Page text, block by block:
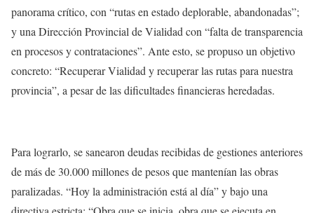
panorama crítico, con “rutas en estado deplorable, abandonadas”;
y una Dirección Provincial de Vialidad con “falta de transparencia
en procesos y contrataciones”. Ante esto, se propuso un objetivo
concreto: “Recuperar Vialidad y recuperar las rutas para nuestra
provincia”, a pesar de las dificultades financieras heredadas.
Para lograrlo, se sanearon deudas recibidas de gestiones anteriores
de más de 30.000 millones de pesos que mantenían las obras
paralizadas. “Hoy la administración está al día” y bajo una